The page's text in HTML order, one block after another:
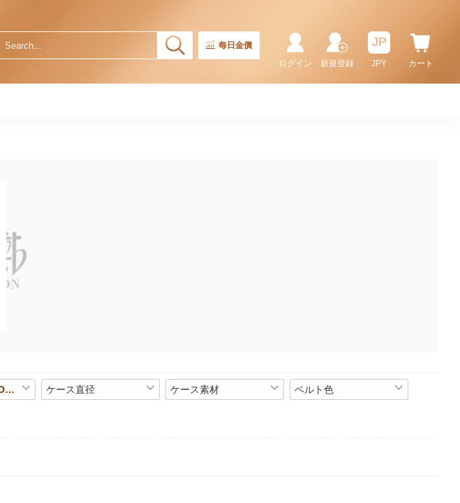
每日金價
カート
JP
JPY
新規登録
ログイン
探險家型 II EXPLORER II ケース直径 ケース素材 ベルト色